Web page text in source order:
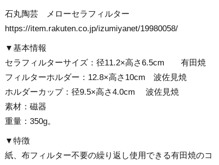
石丸陶芸 メローセラフィルター
https://item.rakuten.co.jp/izumiyanet/19980058/
▼基本情報
セラフィルターサイズ：径11.2×高さ6.5cm 有田焼
フィルターホルダー：12.8×高さ10cm 波佐見焼
ホルダーカップ：径9.5×高さ4.0cm 波佐見焼
素材：磁器
重量：350g。
▼特徴
紙、布フィルター不要の繰り返し使用できる有田焼のコ